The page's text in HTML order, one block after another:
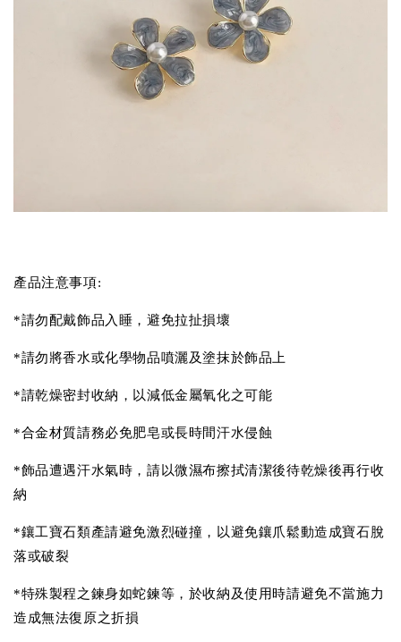
產品注意事項:
*請勿配戴飾品入睡，避免拉扯損壞
*請勿將香水或化學物品噴灑及塗抹於飾品上
*請乾燥密封收納，以減低金屬氧化之可能
*合金材質請務必免肥皂或長時間汗水侵蝕
*飾品遭遇汗水氣時，請以微濕布擦拭清潔後待乾燥後再行收
納
*鑲工寶石類產請避免激烈碰撞，以避免鑲爪鬆動造成寶石脫
落或破裂
*特殊製程之鍊身如蛇鍊等，於收納及使用時請避免不當施力
造成無法復原之折損